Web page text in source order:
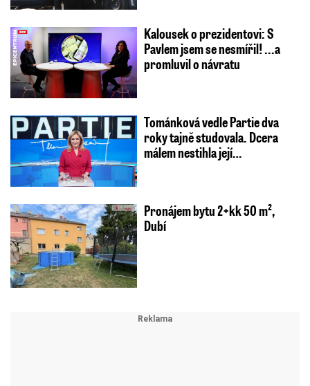
Kalousek o prezidentovi: S
Pavlem jsem se nesmířil! ...a
promluvil o návratu
Tománková vedle Partie dva
roky tajně studovala. Dcera
málem nestihla její…
Pronájem bytu 2+kk 50 m²,
Dubí